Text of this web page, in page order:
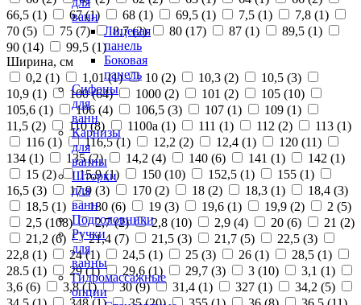
ванн
Лицевая
панель
Боковая
панель
Сифоны
для
ванн
Карнизы
для
ванны
Шторки
для
ванн
Подголовники
Ручки
для
ванны
Гидромассажные
опции
66,5 (1) 67 (1) 68 (1) 69,5 (1) 7,5 (1) 7,8 (1)
70 (5) 75 (7) 8,7 (2) 80 (17) 87 (1) 89,5 (1)
90 (14) 99,5 (1)
Ширина, см
0,2 (1) 1,01 (1) 10 (2) 10,3 (2) 10,5 (3)
10,9 (1) 100 (64) 1000 (2) 101 (2) 105 (10)
105,6 (1) 106 (4) 106,5 (3) 107 (1) 109 (1)
11,5 (2) 110 (8) 1100а (1) 111 (1) 112 (2) 113 (1)
116 (1) 116,5 (1) 12,2 (2) 12,4 (1) 120 (11)
134 (1) 135 (2) 14,2 (4) 140 (6) 141 (1) 142 (1)
15 (2) 15,9 (1) 150 (10) 152,5 (1) 155 (1)
16,5 (3) 17,9 (3) 170 (2) 18 (2) 18,3 (1) 18,4 (3)
18,5 (1) 180 (6) 19 (3) 19,6 (1) 19,9 (2) 2 (5)
2,5 (108) 2,7 (2) 2,8 (10) 2,9 (4) 20 (6) 21 (2)
21,2 (6) 21,4 (7) 21,5 (3) 21,7 (5) 22,5 (3)
22,8 (1) 24 (1) 24,5 (1) 25 (3) 26 (1) 28,5 (1)
28.5 (1) 29 (1) 29,6 (1) 29,7 (3) 3 (10) 3,1 (1)
3,6 (6) 3,8 (1) 30 (9) 31,4 (1) 327 (1) 34,2 (5)